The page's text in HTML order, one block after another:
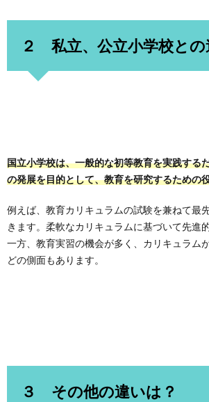
２ 私立、公立小学校との
国立小学校は、一般的な初等教育を実践する
の発展を目的として、教育を研究するための
例えば、教育カリキュラムの試験を兼ねて最
きます。柔軟なカリキュラムに基づいて先進
一方、教育実習の機会が多く、カリキュラム
どの側面もあります。
３ その他の違いは？